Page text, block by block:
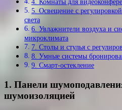
5. Освещение с
света
6. Увлажнители воздуха и
микроклимата
7. Столы и стулья с
8. Умные системы
9. Смарт-остекление
1. Панели
шумоизоляцией